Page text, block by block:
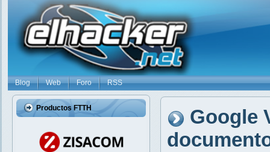
Blog Web Foro RSS
Productos FTTH
Google